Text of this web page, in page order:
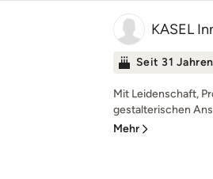
KASEL
Seit 31
Mit Leidenschaft,
gestalterischen
Mehr